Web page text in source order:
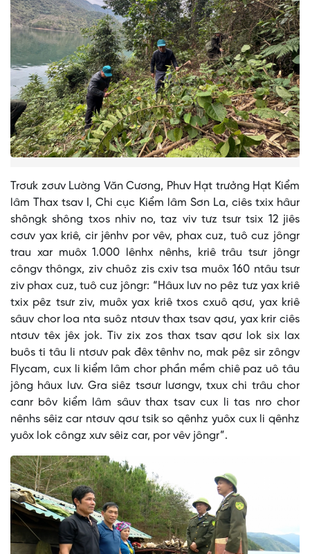
Trơưk zơưv Lường Văn Cương, Phưv Hạt trưởng Hạt Kiểm
lâm Thax tsav I, Chi cục Kiểm lâm Sơn La, ciês txix hâur
shôngk shông txos nhiv no, taz viv tưz tsưr tsix 12 jiês
cơưv yax kriê, cir jênhv por vêv, phax cuz, tuô cuz jôngr
trau xar muôx 1.000 lênhx nênhs, kriê trâu tsưr jôngr
côngv thôngx, ziv chuôz zis cxiv tsa muôx 160 ntâu tsưr
ziv phax cuz, tuô cuz jôngr: “Hâux lưv no pêz tưz yax kriê
txix pêz tsưr ziv, muôx yax kriê txos cxuô qơư, yax kriê
sâuv chor loa nta suôz ntơưv thax tsav qơư, yax krir ciês
ntơưv têx jêx jok. Tiv zix zos thax tsav qơư lok six lax
buôs ti tâu li ntơưv pak đêx tênhv no, mak pêz sir zôngv
Flycam, cux li kiểm lâm chor phần mềm chiê paz uô tâu
jông hâux lưv. Gra siêz tsơưr lươngv, txux chi trâu chor
canr bôv kiểm lâm sâuv thax tsav cux li tas nro chor
nênhs sêiz car ntơưv qơư tsik so qênhz yuôx cux li qênhz
yuôx lok côngz xưv sêiz car, por vêv jôngr”.